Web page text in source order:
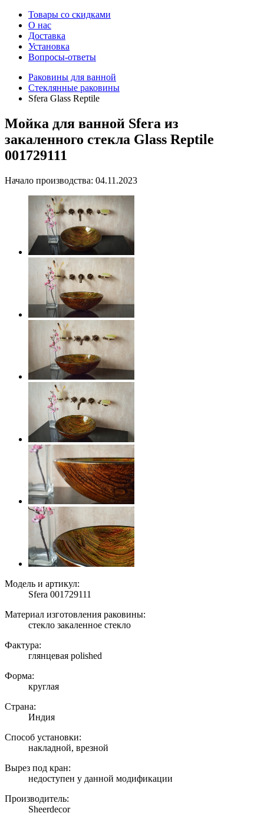
Товары со скидками
О нас
Доставка
Установка
Вопросы-ответы
Раковины для ванной
Стеклянные раковины
Sfera Glass Reptile
Мойка для ванной Sfera из
закаленного стекла Glass Reptile
001729111
Начало производства: 04.11.2023
Модель и артикул:
Sfera 001729111
Материал изготовления раковины:
стекло закаленное стекло
Фактура:
глянцевая polished
Форма:
круглая
Страна:
Индия
Способ установки:
накладной, врезной
Вырез под кран:
недоступен у данной модификации
Производитель:
Sheerdecor